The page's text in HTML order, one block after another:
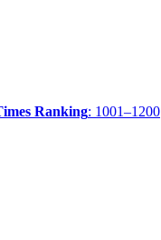
Ranking: 1001–1200